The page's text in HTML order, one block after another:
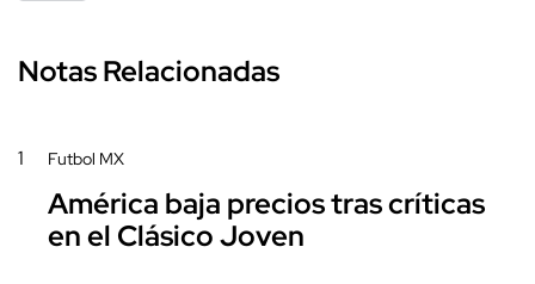
Notas Relacionadas
1 Futbol MX
América baja precios tras críticas
en el Clásico Joven